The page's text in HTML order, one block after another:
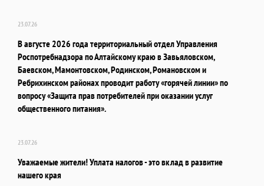
23.07.26
В августе 2026 года территориальный отдел Управления
Роспотребнадзора по Алтайскому краю в Завьяловском,
Баевском, Мамонтовском, Родинском, Романовском и
Ребрихинском районах проводит работу «горячей линии» по
вопросу «Защита прав потребителей при оказании услуг
общественного питания».
23.07.26
Уважаемые жители! Уплата налогов - это вклад в развитие
нашего края